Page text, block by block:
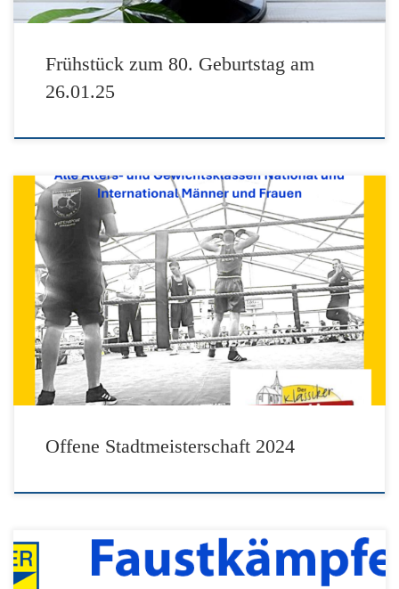
Frühstück zum 80. Geburtstag am
26.01.25
Offene Stadtmeisterschaft 2024